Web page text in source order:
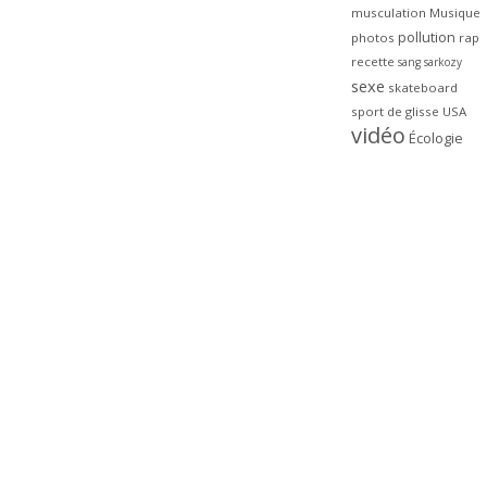
musculation Musique
photos pollution rap
recette sang sarkozy
sexe skateboard
sport de glisse USA
vidéo Écologie